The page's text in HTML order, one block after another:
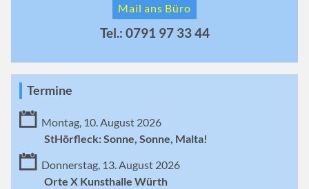
Mail ans Büro
Tel.: 0791 97 33 44
Termine
Montag, 10. August 2026
StHörfleck: Sonne, Sonne, Malta!
Donnerstag, 13. August 2026
Orte X Kunsthalle Würth